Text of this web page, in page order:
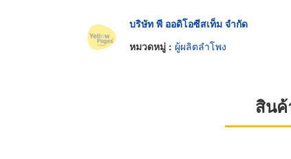
บริษัท พี ออดิโอซีสเท็ม จำกัด
หมวดหมู่ : ผู้ผลิตลำโพง
สิน